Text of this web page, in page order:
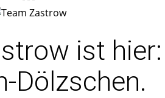
ist hier:
Dölzschen.